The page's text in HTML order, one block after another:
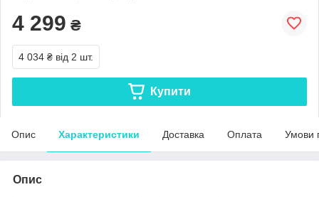
4 299 ₴
4 034 ₴ від 2 шт.
Купити
Опис Характеристики Доставка Оплата Умови
Опис